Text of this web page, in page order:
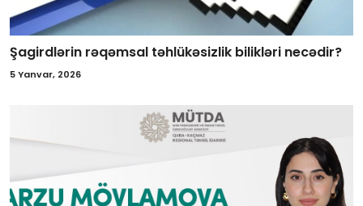
Şagirdlərin rəqəmsal təhlükəsizlik bilikləri necədir?
5 Yanvar, 2026